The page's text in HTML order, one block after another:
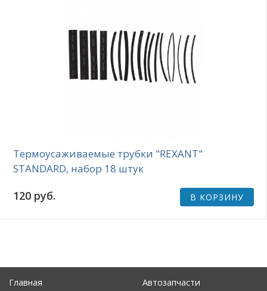
Термоусаживаемые трубки "REXANT"
STANDARD, набор 18 штук
120 руб. В КОРЗИНУ
Главная
Автозапчасти